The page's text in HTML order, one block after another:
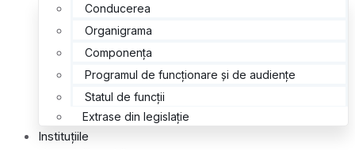
Conducerea
Organigrama
Componența
Programul de funcționare și de audiențe
Statul de funcții
Extrase din legislație
Instituțiile